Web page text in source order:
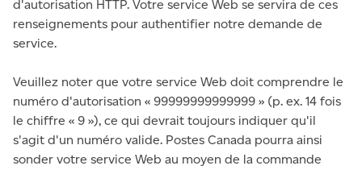
d'autorisation HTTP. Votre service Web se servira de ces
renseignements pour authentifier notre demande de
service.
Veuillez noter que votre service Web doit comprendre le
numéro d'autorisation « 99999999999999 » (p. ex. 14 fois
le chiffre « 9 »), ce qui devrait toujours indiquer qu'il
s'agit d'un numéro valide. Postes Canada pourra ainsi
sonder votre service Web au moyen de la commande